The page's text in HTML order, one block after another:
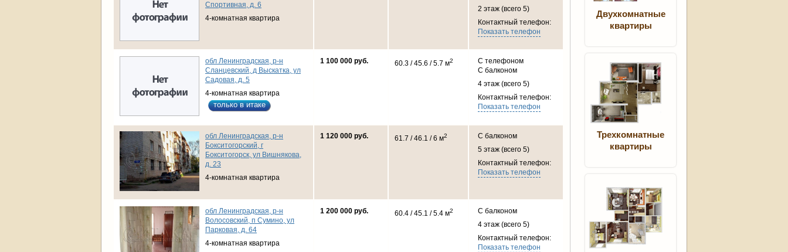
Спортивная, д. 6
4-комнатная квартира
2 этаж (всего 5)
Контактный телефон:
Показать телефон
обл Ленинградская, р-н
Сланцевский, д Выскатка, ул
Садовая, д. 5
4-комнатная квартира
только в итаке
1 100 000 руб. 60.3 / 45.6 / 5.7 м2
С телефоном
С балконом
4 этаж (всего 5)
Контактный телефон:
Показать телефон
обл Ленинградская, р-н
Бокситогорский, г
Бокситогорск, ул Вишнякова,
д. 23
4-комнатная квартира
1 120 000 руб. 61.7 / 46.1 / 6 м2
С балконом
5 этаж (всего 5)
Контактный телефон:
Показать телефон
обл Ленинградская, р-н
Волосовский, п Сумино, ул
Парковая, д. 64
4-комнатная квартира
1 200 000 руб. 60.4 / 45.1 / 5.4 м2
С балконом
4 этаж (всего 5)
Контактный телефон:
Показать телефон
Двухкомнатные
квартиры
Трехкомнатные
квартиры